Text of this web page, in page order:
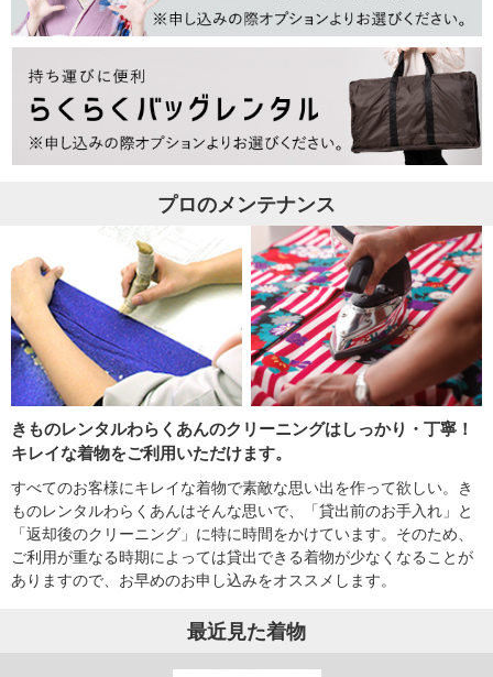
プロのメンテナンス
きものレンタルわらくあんのクリーニングはしっかり・丁寧！
キレイな着物をご利用いただけます。
すべてのお客様にキレイな着物で素敵な思い出を作って欲しい。き
ものレンタルわらくあんはそんな思いで、「貸出前のお手入れ」と
「返却後のクリーニング」に特に時間をかけています。そのため、
ご利用が重なる時期によっては貸出できる着物が少なくなることが
ありますので、お早めのお申し込みをオススメします。
最近見た着物